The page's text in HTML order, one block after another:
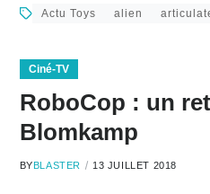
Actu Toys alien
Ciné-TV
RoboCop : un
Blomkamp
BYBLASTER 13 JUILLET 2018